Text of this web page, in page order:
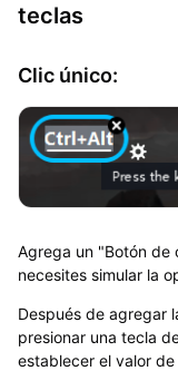
teclas
Clic único:
Agrega un "Botón de
necesites simular la
Después de agregar
presionar una tecla
establecer el valor